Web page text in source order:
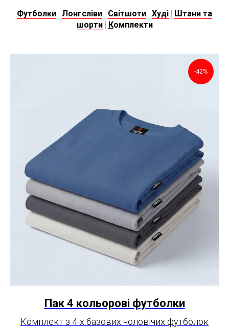
Футболки Лонгсліви Світшоти Худі
Штани та
шорти
Комплекти
-42%
Пак 4 кольорові футболки
Комплект з 4-х базових чоловічих футболок